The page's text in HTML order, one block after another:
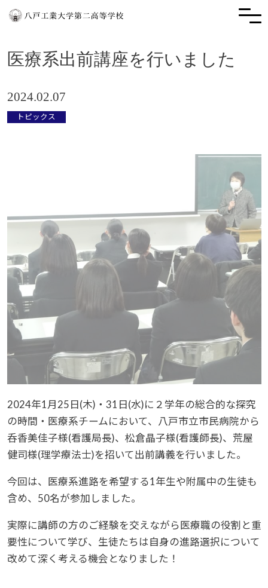
医療系出前講座を行いました
2024.02.07
トピックス
2024年1月25日(木)・31日(水)に２学年の総合的な探究
の時間・医療系チームにおいて、八戸市立市民病院から
呑香美佳子様(看護局長)、松倉晶子様(看護師長)、荒屋
健司様(理学療法士)を招いて出前講義を行いました。
今回は、医療系進路を希望する1年生や附属中の生徒も
含め、50名が参加しました。
実際に講師の方のご経験を交えながら医療職の役割と重
要性について学び、生徒たちは自身の進路選択について
改めて深く考える機会となりました！